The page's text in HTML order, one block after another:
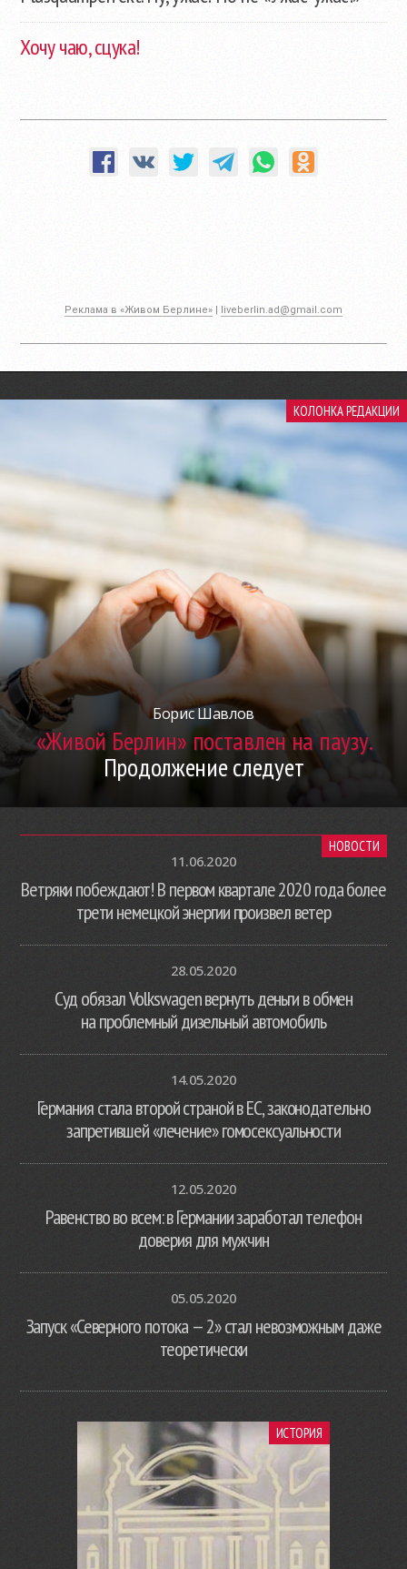
Хочу чаю, сцука!
Реклама в «Живом Берлине» | liveberlin.ad@gmail.com
КОЛОНКА РЕДАКЦИИ
Борис Шавлов
«Живой Берлин» поставлен на паузу.
Продолжение следует
НОВОСТИ
11.06.2020
Ветряки побеждают! В первом квартале 2020 года более
трети немецкой энергии произвел ветер
28.05.2020
Суд обязал Volkswagen вернуть деньги в обмен
на проблемный дизельный автомобиль
14.05.2020
Германия стала второй страной в ЕС, законодательно
запретившей «лечение» гомосексуальности
12.05.2020
Равенство во всем: в Германии заработал телефон
доверия для мужчин
05.05.2020
Запуск «Северного потока — 2» стал невозможным даже
теоретически
ИСТОРИЯ